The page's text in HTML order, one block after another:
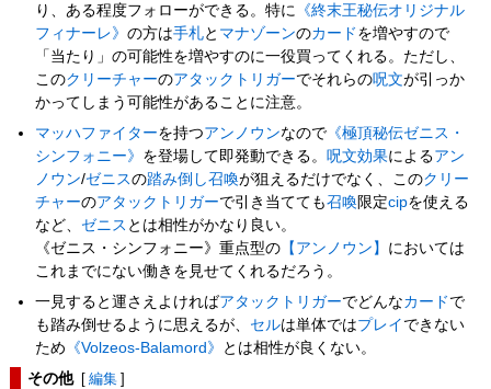
り、ある程度フォローができる。特に
《終末王秘伝オリジナル
フィナーレ》の方は手札と マナゾーンのカード を増やすので
「当たり」の可能性を増やすのに一役買ってくれる。ただし、
このクリーチャーのアタックトリガーでそれらの呪文が引っか
かってしまう可能性があることに注意。
マッハファイターを持つアンノウンなので 《極頂秘伝ゼニス・
シンフォニー》 を登場して即発動できる。呪文効果によるアン
ノウン/ゼニスの踏み倒し召喚が狙えるだけでなく、このクリー
チャーのアタックトリガーで引き当てても召喚限定cipを使える
など、 ゼニス とは相性がかなり良い。
《ゼニス・シンフォニー》重点型の 【アンノウン】 においては
これまでにない働きを見せてくれるだろう。
一見すると運さえよければアタックトリガーでどんなカード で
も踏み倒せるように思えるが、 セルは単体ではプレイ できない
ため 《Volzeos-Balamord》 とは相性が良くない。
その他 [ 編集 ]